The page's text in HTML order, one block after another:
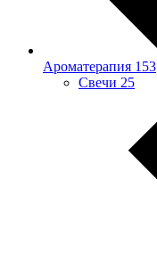
Ароматерапия 153
Свечи 25